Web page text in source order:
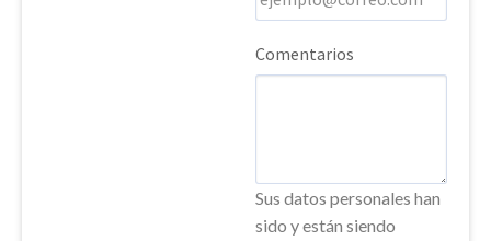
Comentarios
Sus datos personales han
sido y están siendo